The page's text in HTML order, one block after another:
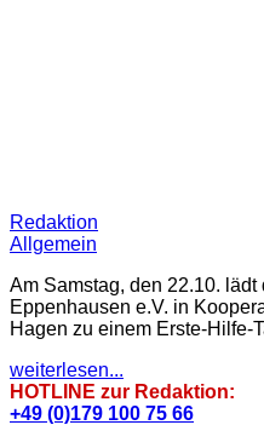
Redaktion
Allgemein
Am Samstag, den 22.10. lädt
Eppenhausen e.V. in
Hagen zu einem Erste-Hilfe-
weiterlesen...
HOTLINE zur Redaktion:
+49 (0)179 100 75 66